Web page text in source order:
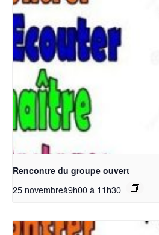
Rencontre du groupe ouvert
25 novembreà9h00à 11h30